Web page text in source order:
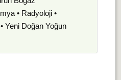
• Radyoloji •
Yeni Doğan Yoğun